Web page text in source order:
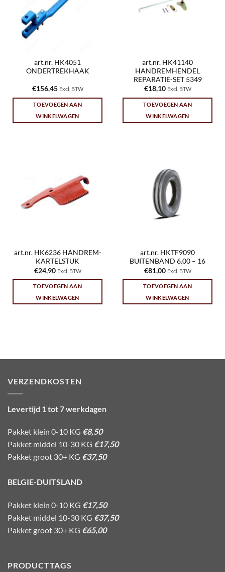
art.nr. HK4051
ONDERTREKHAAK
€156,45 Excl. BTW
TOEVOEGEN AAN
WINKELWAGEN
art.nr. HK41140
HANDREMHENDEL
REPARATIE-SET 5349
€18,10 Excl. BTW
TOEVOEGEN AAN
WINKELWAGEN
art.nr. HK6236 HANDREM-
KARTELSTUK
€24,90 Excl. BTW
TOEVOEGEN AAN
WINKELWAGEN
art.nr. HKTF9090
BUITENBAND 6.00 – 16
€81,00 Excl. BTW
TOEVOEGEN AAN
WINKELWAGEN
VERZENDKOSTEN
Levertijd 1 tot 7 werkdagen
Pakket klein 0-10 KG €8,50
Pakket middel 10-30 KG €17,50
Pakket groot 30+ KG €37,50
BELGIE-DUITSLAND
Pakket klein 0-10 KG €17,50
Pakket middel 10-30 KG €37,50
Pakket groot 30+ KG €65,00
PRODUCTTAGS